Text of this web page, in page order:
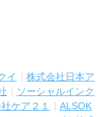
イ
株式会社日本ア
ソーシャルインク
ケア２１
ALSOK